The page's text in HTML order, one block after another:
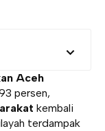
Aceh
persen,
kembali
terdampak